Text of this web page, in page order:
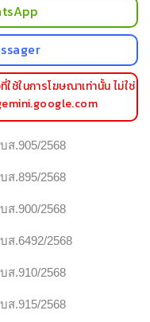
ช้ในการโฆษณาเท่านั้น ไม่ใช่
.905/2568
.895/2568
.900/2568
.6492/2568
.910/2568
.915/2568